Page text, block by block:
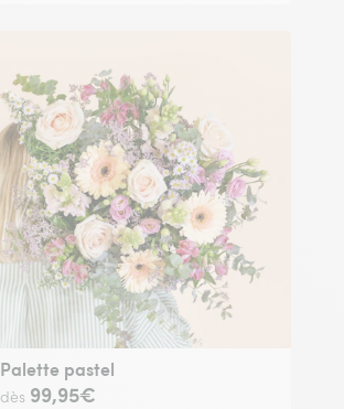
Palette pastel
dès 99,95€